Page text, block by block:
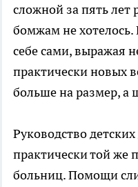
сложной за пять лет
бомжам не
себе сами, выражая
практически новых
больше на размер, а
Руководство
практически той же
больниц. Помощи